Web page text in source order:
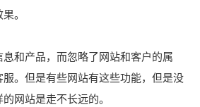
。
和产品，而忽略了网站和客户的属
。但是有些网站有这些功能，但是没
网站是走不长远的。